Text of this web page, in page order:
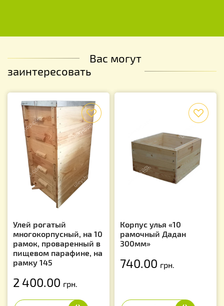
Вас могут
заинтересовать
Улей рогатый
многокорпусный, на 10
рамок, проваренный в
пищевом парафине, на
рамку 145
2 400.00 грн.
Корпус улья «10
рамочный Дадан
300мм»
740.00 грн.